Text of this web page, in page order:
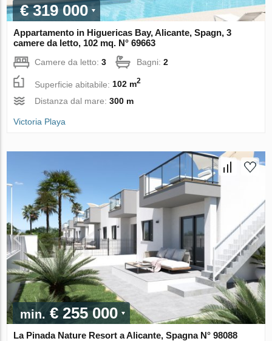
€ 319 000
Appartamento in Higuericas Bay, Alicante, Spagn, 3
camere da letto, 102 mq. N° 69663
Camere da letto:3 Bagni:2
Superficie abitabile:102 m2
Distanza dal mare:300 m
Victoria Playa
min.€ 255 000
La Pinada Nature Resort a Alicante, Spagna N° 98088